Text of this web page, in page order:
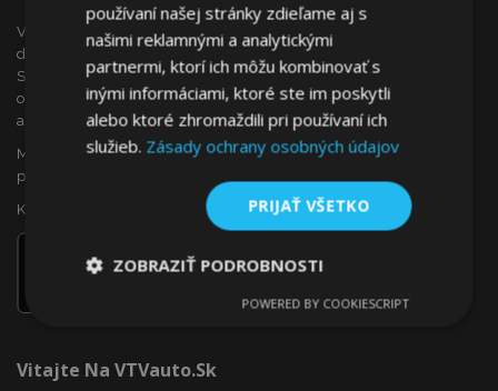
VTVauto je maloobchodným predajcom a veľkoobchodným
dodávateľom autopríslušenstva a autodoplnkov na
Slovensku, ako sú napr.: ozdobné kryty kolies (puklice),
okenné deflektory, autopoťahy, autorohože, chrómové kryty
a rámy, ...
Máte záujem o dropshipping, alebo sa chcete stať našim
partnerom?
Kontaktujte nás ešte dnes!
Vitajte Na VTVauto.sk
používaní našej stránky zdieľame aj s
našimi reklamnými a analytickými
partnermi, ktorí ich môžu kombinovať s
inými informáciami, ktoré ste im poskytli
alebo ktoré zhromaždili pri používaní ich
služieb. Zásady ochrany osobných údajov
PRIJAŤ VŠETKO
ZOBRAZIŤ PODROBNOSTI
Výkonnosť Cielenie
POWERED BY COOKIESCRIPT